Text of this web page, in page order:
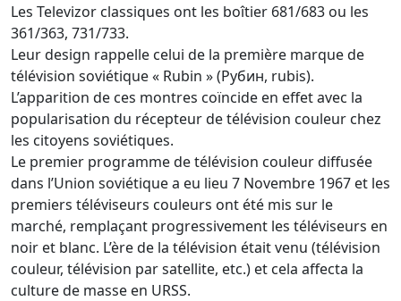
Les Televizor classiques ont les boîtier 681/683 ou les
361/363, 731/733.
Leur design rappelle celui de la première marque de
télévision soviétique « Rubin » (Рубин, rubis).
L’apparition de ces montres coïncide en effet avec la
popularisation du récepteur de télévision couleur chez
les citoyens soviétiques.
Le premier programme de télévision couleur diffusée
dans l’Union soviétique a eu lieu 7 Novembre 1967 et les
premiers téléviseurs couleurs ont été mis sur le
marché, remplaçant progressivement les téléviseurs en
noir et blanc. L’ère de la télévision était venu (télévision
couleur, télévision par satellite, etc.) et cela affecta la
culture de masse en URSS.